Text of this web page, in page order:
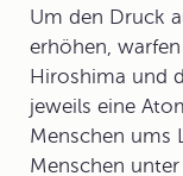
Um den Druck
erhöhen,
Hiroshima und
jeweils eine
Menschen ums
Menschen